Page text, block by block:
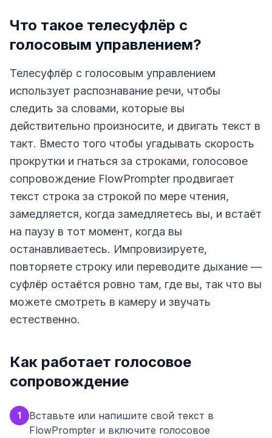
Что такое телесуфлёр с
голосовым управлением?
Телесуфлёр с голосовым управлением
использует распознавание речи, чтобы
следить за словами, которые вы
действительно произносите, и двигать текст в
такт. Вместо того чтобы угадывать скорость
прокрутки и гнаться за строками, голосовое
сопровождение FlowPrompter продвигает
текст строка за строкой по мере чтения,
замедляется, когда замедляетесь вы, и встаёт
на паузу в тот момент, когда вы
останавливаетесь. Импровизируете,
повторяете строку или переводите дыхание —
суфлёр остаётся ровно там, где вы, так что вы
можете смотреть в камеру и звучать
естественно.
Как работает голосовое
сопровождение
1
Вставьте или напишите свой текст в
FlowPrompter и включите голосовое